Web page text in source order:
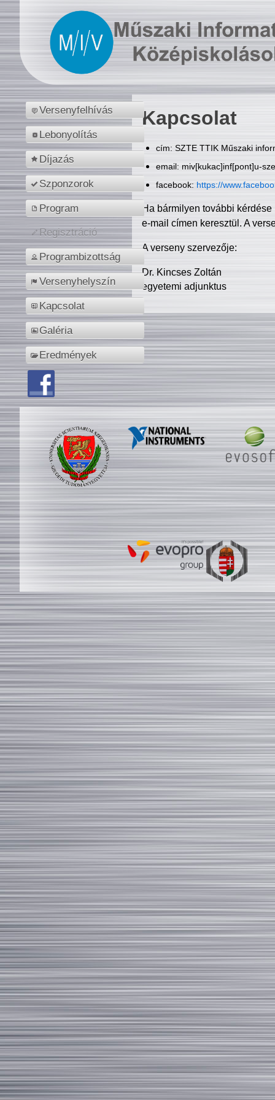
Versenyfelhívás
Lebonyolítás
Díjazás
Szponzorok
Program
Regisztráció
Programbizottság
Versenyhelyszín
Kapcsolat
Galéria
Eredmények
Kapcsolat
cím: SZTE TTIK Műszaki
email: miv[kukac]inf[pont]u-
facebook: https://
Ha bármilyen további
e-mail címen keresztül. A
A verseny szervezője:
Dr. Kincses Zoltán
egyetemi adjunktus